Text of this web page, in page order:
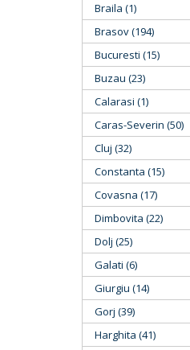
Braila (1)
Brasov (194)
Bucuresti (15)
Buzau (23)
Calarasi (1)
Caras-Severin (50)
Cluj (32)
Constanta (15)
Covasna (17)
Dimbovita (22)
Dolj (25)
Galati (6)
Giurgiu (14)
Gorj (39)
Harghita (41)